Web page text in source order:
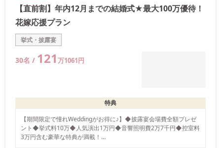
【直前割】年内12月までの結婚式★最大100万優待！
花嫁応援プラン
挙式・披露宴
30名 / 121 万1061円
特典
【期間限定で憧れWeddingがお得に♪】◆披露宴会場費全額プレゼ
ント◆挙式料10万◆人気演出1万円◆音響照明費2万7千円◆控室料
3万円含む豪華な特典が満載！